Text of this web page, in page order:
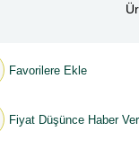
Favorilere Ekle
Fiyat Düşünce Haber Ver